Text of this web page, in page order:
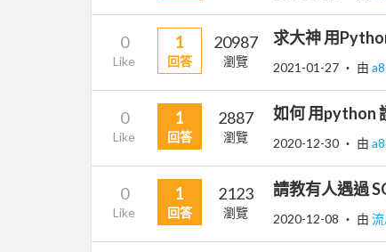
0
Like
1
回答
20987
瀏覽
求大神 用
2021-01-27 ‧ 由
0
Like
1
回答
2887
瀏覽
如何 用python
2020-12-30 ‧ 由
0
Like
1
回答
2123
瀏覽
請教有人遇過
2020-12-08 ‧ 由